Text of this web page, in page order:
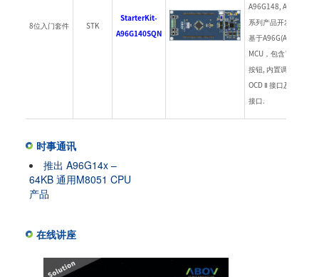
8位入门套件 STK
StarterKit-
A96G140SQN
A96G148, A96A148)
系列产品开发各种应
基于A96G(A)14x
MCU，包含了 LED,
按钮, 内置调试用的 E-
OCD Ⅱ 接口及 USB
接口.
时事通讯
推出 A96G14x –
64KB 通用M8051 CPU
产品
在线讲座